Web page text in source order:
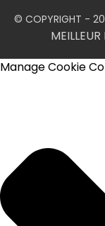
© COPYRIGHT -
Manage Cookie